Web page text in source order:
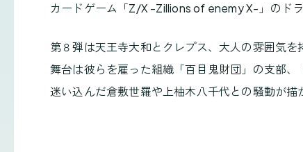
カードゲーム「Z/X -Zillions of enemy X-」のド
第８弾は天王寺大和とクレプス、大人の雰囲気を
舞台は彼らを雇った組織「百目鬼財団」の支部、
迷い込んだ倉敷世羅や上柚木八千代との騒動が描